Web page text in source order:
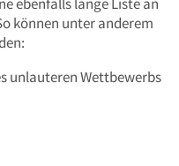
können unter anderem
unlauteren Wettbewerbs